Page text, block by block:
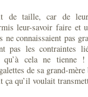
de taille, car de
leur-savoir faire et
connaissaient pas
pas les contraintes
qu’à cela ne tienne
de sa grand-
ça qu’il voulait